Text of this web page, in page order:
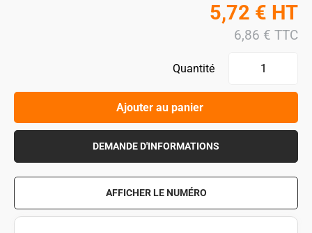
5,72 € HT
6,86 € TTC
Quantité
Ajouter au panier
DEMANDE D'INFORMATIONS
AFFICHER LE NUMÉRO